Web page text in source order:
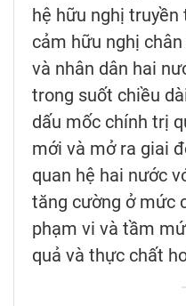
hệ hữu nghị
cảm hữu nghị
và nhân dân hai
trong suốt chiều
dấu mốc chính trị
mới và mở ra giai
quan hệ hai nước
tăng cường ở mức
phạm vi và tầm
quả và thực chất